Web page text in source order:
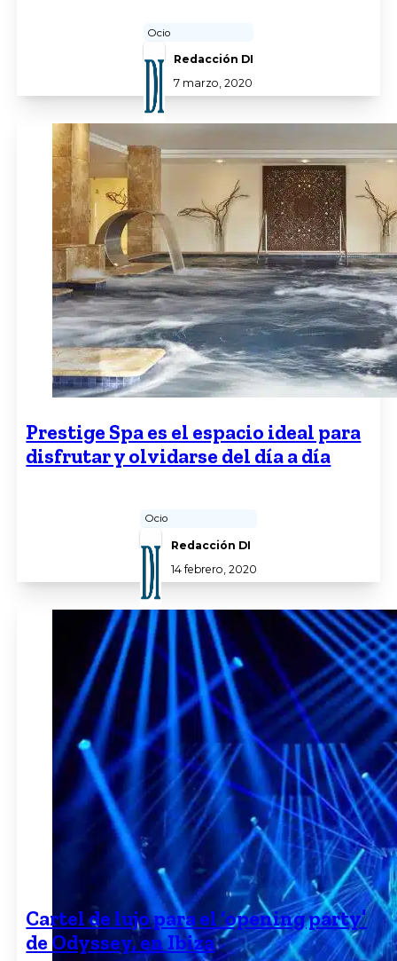
Ocio
Redacción DI
7 marzo, 2020
Prestige Spa es el espacio ideal para
disfrutar y olvidarse del día a día
Ocio
Redacción DI
14 febrero, 2020
Cartel de lujo para el ‘opening party’
de Odyssey, en Ibiza